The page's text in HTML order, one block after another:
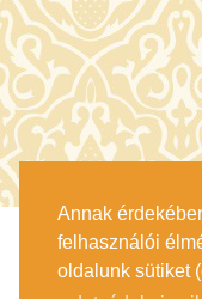
Annak
felhasználói
oldalunk sütiket